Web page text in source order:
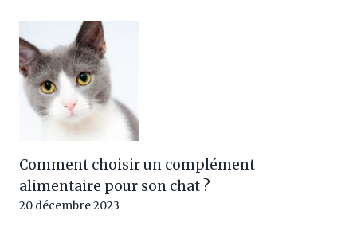
Comment choisir un complément
alimentaire pour son chat ?
20 décembre 2023